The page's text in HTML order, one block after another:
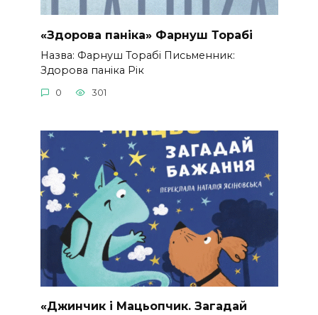
«Здорова паніка» Фарнуш Торабі
Назва: Фарнуш Торабі Письменник:
Здорова паніка Рік
0 301
«Джинчик і Мацьопчик. Загадай